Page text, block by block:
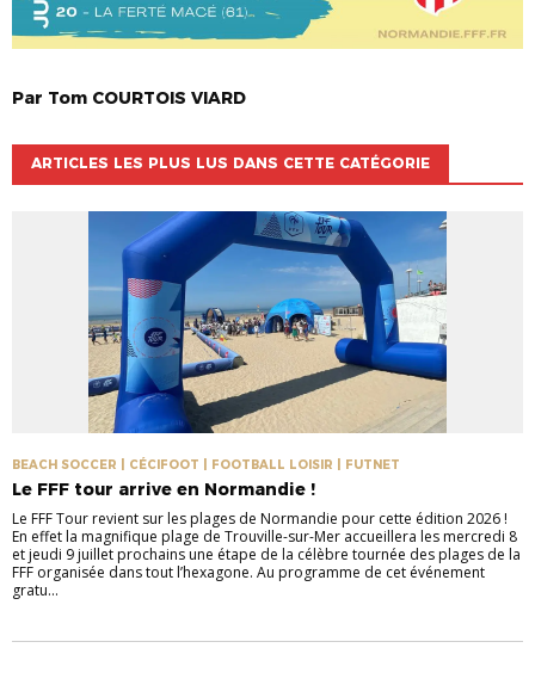
Par Tom COURTOIS VIARD
ARTICLES LES PLUS LUS DANS CETTE CATÉGORIE
BEACH SOCCER | CÉCIFOOT | FOOTBALL LOISIR | FUTNET
Le FFF tour arrive en Normandie !
Le FFF Tour revient sur les plages de Normandie pour cette édition 2026 !
En effet la magnifique plage de Trouville-sur-Mer accueillera les mercredi 8
et jeudi 9 juillet prochains une étape de la célèbre tournée des plages de la
FFF organisée dans tout l’hexagone. Au programme de cet événement
gratu...